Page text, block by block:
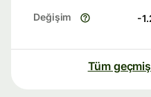
Değişim -
Tüm